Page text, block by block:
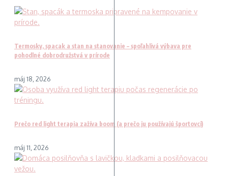
Termosky, spacak a stan na stanovanie – spoľahlivá výbava pre
pohodlné dobrodružstvá v prírode
máj 18, 2026
Prečo red light terapia zažíva boom (a prečo ju používajú športovci)
máj 11, 2026